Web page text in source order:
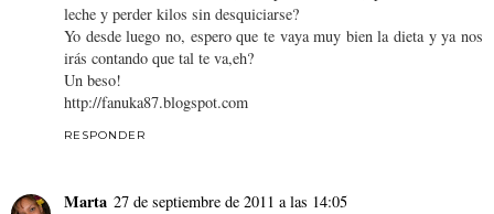
leche y perder kilos sin desquiciarse?
Yo desde luego no, espero que te vaya muy bien la dieta y ya nos
irás contando que tal te va,eh?
Un beso!
http://fanuka87.blogspot.com
RESPONDER
Marta 27 de septiembre de 2011 a las 14:05